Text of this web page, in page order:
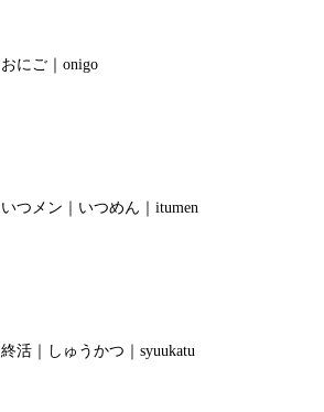
おにご｜onigo
いつメン｜いつめん｜itumen
終活｜しゅうかつ｜syuukatu